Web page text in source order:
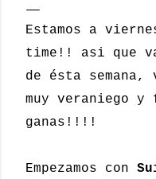
Estamos a
time!! asi que
de ésta semana,
muy veraniego
ganas!!!!
Empezamos con